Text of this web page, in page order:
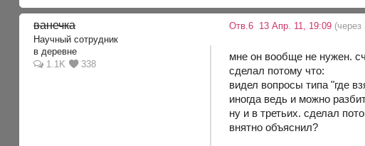
ванечка
Научный сотрудник
в деревне
1.1K
338
Отв.6 13 Апр. 11, 19:09
мне он вообще не нужен.
сделал потому что:
видел вопросы типа "где
иногда ведь и можно
ну и в третьих. сделал
внятно объяснил?